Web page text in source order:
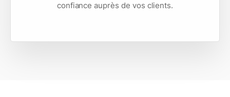
confiance auprès de vos clients.